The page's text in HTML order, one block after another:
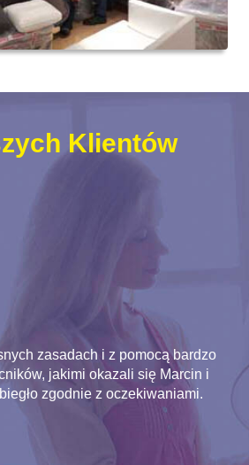
Klientów
zasadach i z pomocą bardzo
jakimi okazali się Marcin i
zgodnie z oczekiwaniami.